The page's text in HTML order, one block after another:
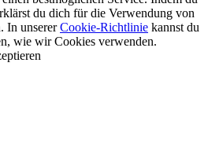
du dich für die Verwendung von
In unsererCookie-Richtlinie kannst du
wie wir Cookies verwenden.